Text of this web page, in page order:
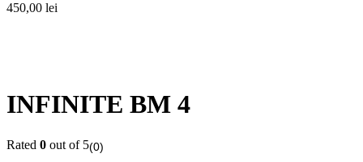
450,00 lei
INFINITE BM 4
Rated 0 out of 5(0)